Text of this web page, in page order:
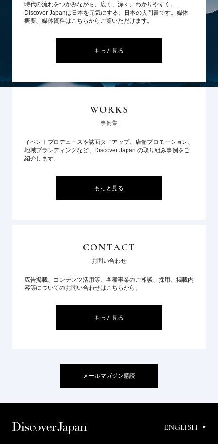
時代の流れをつかみながら、広く、深く、わかりやすく。
Discover Japanは日本を元気にする、日本の入門書です。媒体
概要、媒体資料はこちらからご覧いただけます。
もっと見る
WORKS
事例集
イベントプロデュースや誌面タイアップ、店舗プロモーション、
地域ブランディングなど、Discover Japan の取り組み事例をご
紹介します。
もっと見る
CONTACT
お問い合わせ
広告掲載、コンテンツ活用等、各種事業のご相談、採用、掲載内
容等についてのお問い合わせはこちらから。
もっと見る
メールマガジン購読
ENGLISH